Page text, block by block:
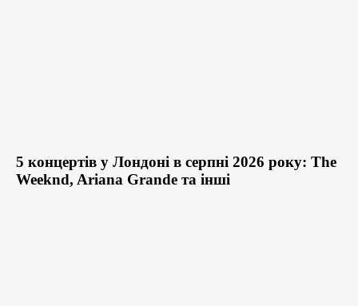
5 концертів у Лондоні в серпні 2026 року: The
Weeknd, Ariana Grande та інші